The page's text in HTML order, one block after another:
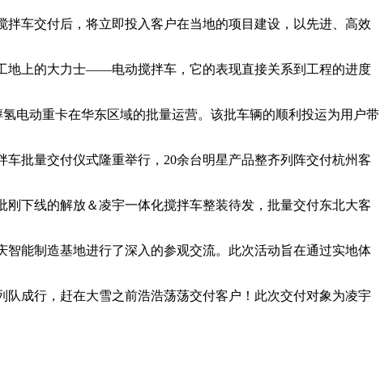
车交付后，将立即投入客户在当地的项目建设，以先进、高效
上的大力士——电动搅拌车，它的表现直接关系到工程的进度
动重卡在华东区域的批量运营。该批车辆的顺利投运为用户带
批量交付仪式隆重举行，20余台明星产品整齐列阵交付杭州客
下线的解放＆凌宇一体化搅拌车整装待发，批量交付东北大客
能制造基地进行了深入的参观交流。此次活动旨在通过实地体
成行，赶在大雪之前浩浩荡荡交付客户！此次交付对象为凌宇